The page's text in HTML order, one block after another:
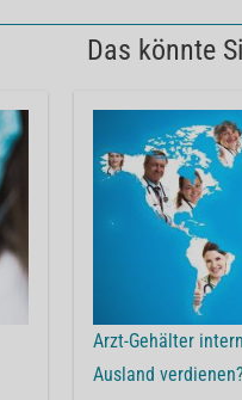
Das könnte
Arzt-Gehälter
Ausland verdienen?